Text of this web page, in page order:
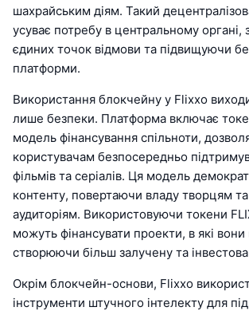
шахрайським діям. Такий
усуває потребу в центральному
єдиних точок відмови та підвищуючи
платформи.
Використання блокчейну у Flixxo
лише безпеки. Платформа включає
модель фінансування спільноти,
користувачам безпосередньо
фільмів та серіалів. Ця модель
контенту, повертаючи владу творцям та
аудиторіям. Використовуючи токени
можуть фінансувати проекти, в які вони
створюючи більш залучену та
Окрім блокчейн-основи, Flixxo
інструменти штучного інтелекту для